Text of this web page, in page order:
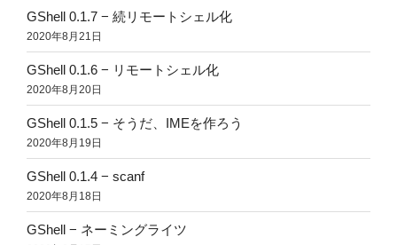
GShell 0.1.7 − 続リモートシェル化
2020年8月21日
GShell 0.1.6 − リモートシェル化
2020年8月20日
GShell 0.1.5 − そうだ、IMEを作ろう
2020年8月19日
GShell 0.1.4 − scanf
2020年8月18日
GShell − ネーミングライツ